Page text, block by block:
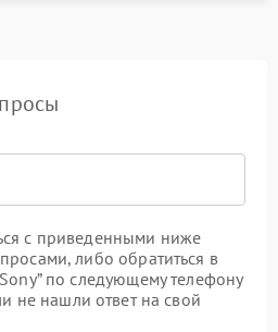
с приведенными ниже
либо обратиться в
по следующему телефону
не нашли ответ на свой